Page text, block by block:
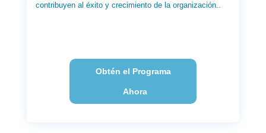
contribuyen al éxito y crecimiento de la organización..
Obtén el Programa
Ahora